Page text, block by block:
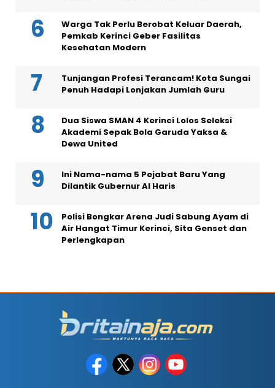
Warga Tak Perlu Berobat Keluar Daerah,
Pemkab Kerinci Geber Fasilitas
Kesehatan Modern
Tunjangan Profesi Terancam! Kota Sungai
Penuh Hadapi Lonjakan Jumlah Guru
Dua Siswa SMAN 4 Kerinci Lolos Seleksi
Akademi Sepak Bola Garuda Yaksa &
Dewa United
Ini Nama-nama 5 Pejabat Baru Yang
Dilantik Gubernur Al Haris
Polisi Bongkar Arena Judi Sabung Ayam di
Air Hangat Timur Kerinci, Sita Genset dan
Perlengkapan